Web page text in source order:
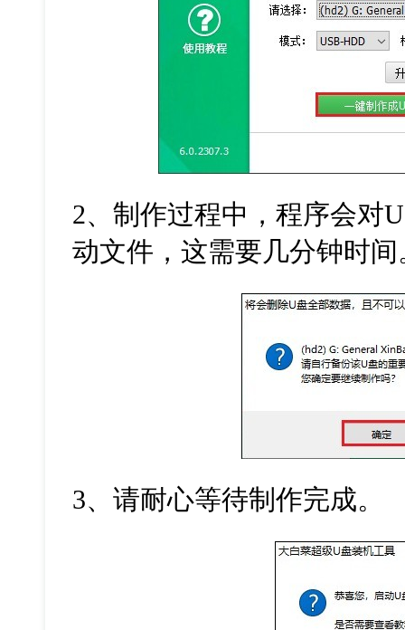
2、制作过程中，程序会对U
动文件，这需要几分钟时间
3、请耐心等待制作完成。